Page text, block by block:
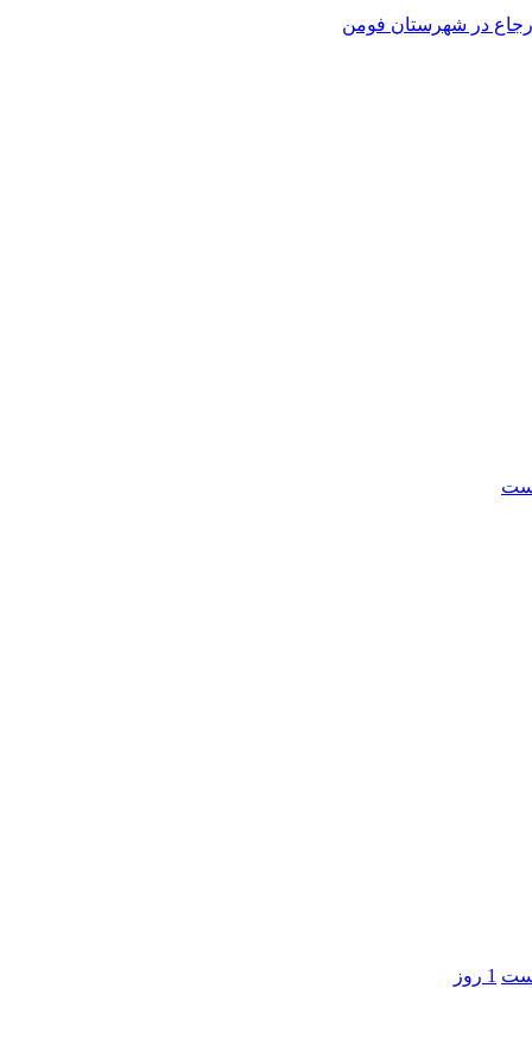
ارجاع در شهرستان فومن
1 روز